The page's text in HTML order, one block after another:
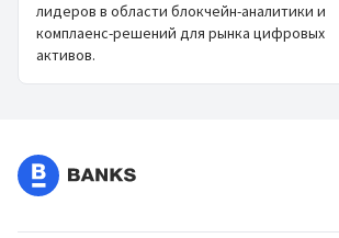
лидеров в области блокчейн-аналитики и
комплаенс-решений для рынка цифровых
активов.